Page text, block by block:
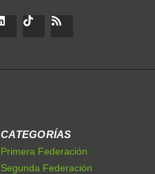
CATEGORÍAS
Primera Federación
Segunda Federación